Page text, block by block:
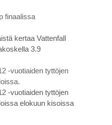
finaalissa
kertaa Vattenfall
3.9
-vuotiaiden tyttöjen
-vuotiaiden tyttöjen
elokuun kisoissa